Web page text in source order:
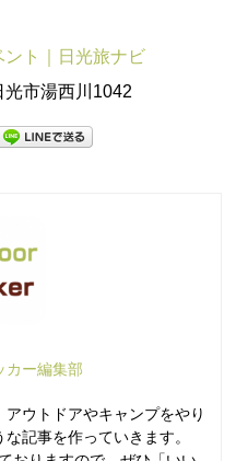
ト｜日光旅ナビ
市湯西川1042
カー編集部
ウトドアやキャンプをやり
記事を作っていきます。